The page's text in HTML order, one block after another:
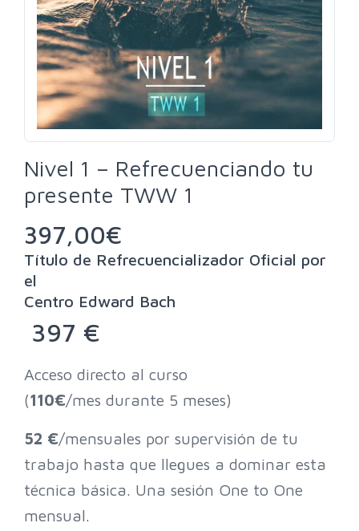
Nivel 1 – Refrecuenciando tu
presente TWW 1
397,00€
Título de Refrecuencializador Oficial por
el
Centro Edward Bach
397 €
Acceso directo al curso
(110€/mes durante 5 meses)
52 €/mensuales por supervisión de tu
trabajo hasta que llegues a dominar esta
técnica básica. Una sesión One to One
mensual.